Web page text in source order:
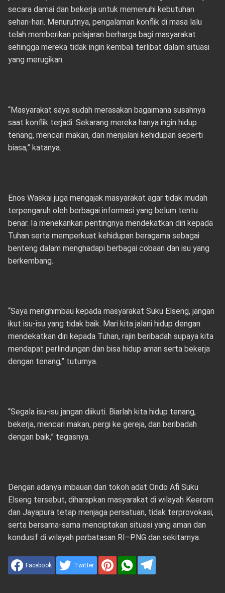
secara damai dan bekerja untuk memenuhi kebutuhan
sehari-hari. Menurutnya, pengalaman konflik di masa lalu
telah memberikan pelajaran berharga bagi masyarakat
sehingga mereka tidak ingin kembali terlibat dalam situasi
yang merugikan.
“Masyarakat saya sudah merasakan bagaimana susahnya
saat konflik terjadi. Sekarang mereka hanya ingin hidup
tenang, mencari makan, dan menjalani kehidupan seperti
biasa,” katanya.
Enos Waskai juga mengajak masyarakat agar tidak mudah
terpengaruh oleh berbagai informasi yang belum tentu
benar. Ia menekankan pentingnya mendekatkan diri kepada
Tuhan serta memperkuat kehidupan beragama sebagai
benteng dalam menghadapi berbagai cobaan dan isu yang
berkembang.
“Saya menghimbau kepada masyarakat Suku Elseng, jangan
ikut isu-isu yang tidak baik. Mari kita jalani hidup dengan
mendekatkan diri kepada Tuhan, rajin beribadah supaya kita
mendapat perlindungan dan bisa hidup aman serta bekerja
dengan tenang,” tuturnya.
“Segala isu-isu jangan diikuti. Biarlah kita hidup tenang,
bekerja, mencari makan, pergi ke gereja, dan beribadah
dengan baik,” tegasnya.
Dengan adanya imbauan dari tokoh adat Ondo Afi Suku
Elseng tersebut, diharapkan masyarakat di wilayah Keerom
dan Jayapura tetap menjaga persatuan, tidak terprovokasi,
serta bersama-sama menciptakan situasi yang aman dan
kondusif di wilayah perbatasan RI–PNG dan sekitarnya.
Facebook Twitter